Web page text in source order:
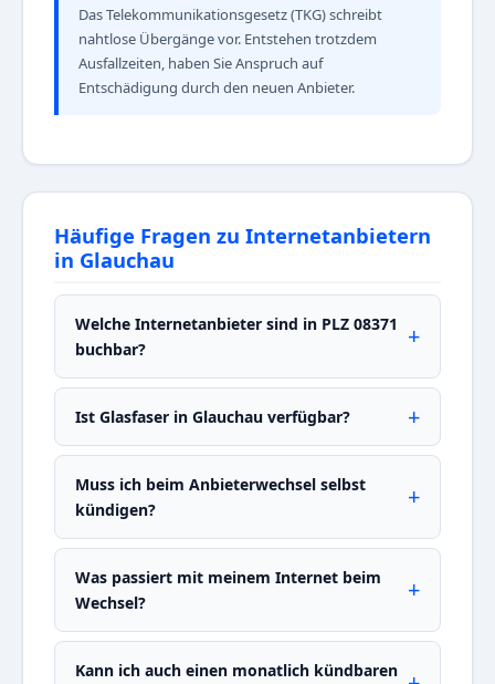
Das Telekommunikationsgesetz (TKG) schreibt
nahtlose Übergänge vor. Entstehen trotzdem
Ausfallzeiten, haben Sie Anspruch auf
Entschädigung durch den neuen Anbieter.
Häufige Fragen zu Internetanbietern
in Glauchau
Welche Internetanbieter sind in PLZ 08371
buchbar?
Ist Glasfaser in Glauchau verfügbar?
Muss ich beim Anbieterwechsel selbst
kündigen?
Was passiert mit meinem Internet beim
Wechsel?
Kann ich auch einen monatlich kündbaren